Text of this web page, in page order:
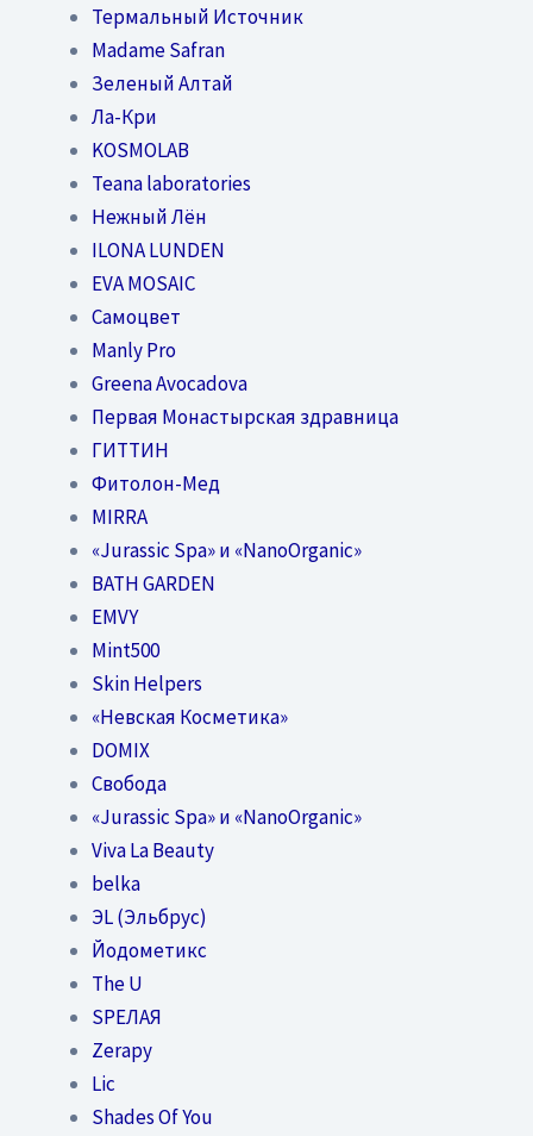
Термальный Источник
Madame Safran
Зеленый Алтай
Ла-Кри
KOSMOLAB
Teana laboratories
Нежный Лён
ILONA LUNDEN
EVA MOSAIC
Самоцвет
Manly Pro
Greena Avocadova
Первая Монастырская здравница
ГИТТИН
Фитолон-Мед
MIRRA
«Jurassic Spa» и «NanoOrganic»
BATH GARDEN
EMVY
Mint500
Skin Helpers
«Невская Косметика»
DOMIX
Свобода
«Jurassic Spa» и «NanoOrganic»
Viva La Beauty
belka
ЭL (Эльбрус)
Йодометикс
The U
SPEЛАЯ
Zerapy
Lic
Shades Of You